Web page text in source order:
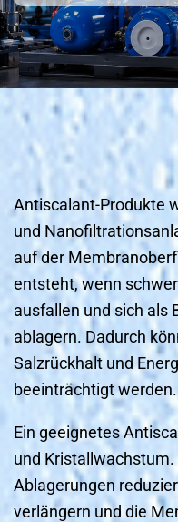
Antiscalant-Produkte
und
auf der
entsteht, wenn
ausfallen und sich als
ablagern. Dadurch
Salzrückhalt und
beeinträchtigt werden.
Ein geeignetes
und
Ablagerungen
verlängern und die